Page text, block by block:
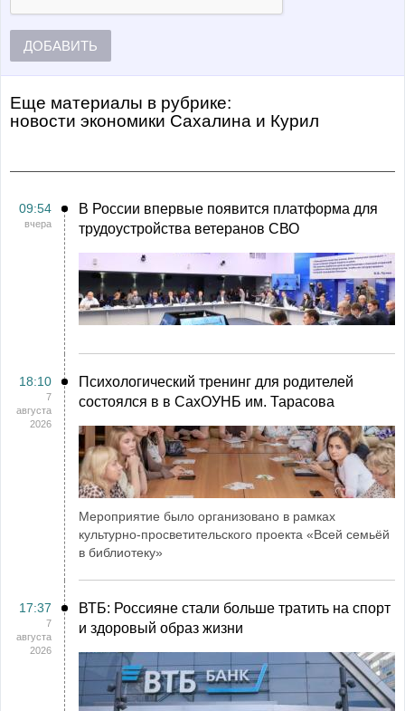
ДОБАВИТЬ
Еще материалы в рубрике:
Новости экономики Сахалина и Курил
09:54
вчера
В России впервые появится платформа для
трудоустройства ветеранов СВО
18:10
7
августа
2026
Психологический тренинг для родителей
состоялся в в СахОУНБ им. Тарасова
Мероприятие было организовано в рамках
культурно-просветительского проекта «Всей семьёй
в библиотеку»
17:37
7
августа
2026
ВТБ: Россияне стали больше тратить на спорт
и здоровый образ жизни